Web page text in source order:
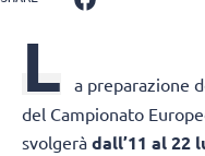
L a preparazione
del Campionato
svolgerà dall’11 al 22